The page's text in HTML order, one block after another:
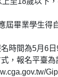
屆畢業學生得
時間為5月6
，報名平臺